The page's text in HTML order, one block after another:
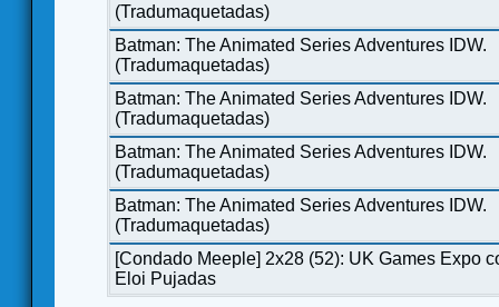
(Tradumaquetadas)
Batman: The Animated Series Adventures IDW.
(Tradumaquetadas)
Batman: The Animated Series Adventures IDW.
(Tradumaquetadas)
Batman: The Animated Series Adventures IDW.
(Tradumaquetadas)
Batman: The Animated Series Adventures IDW.
(Tradumaquetadas)
[Condado Meeple] 2x28 (52): UK Games Expo
Eloi Pujadas